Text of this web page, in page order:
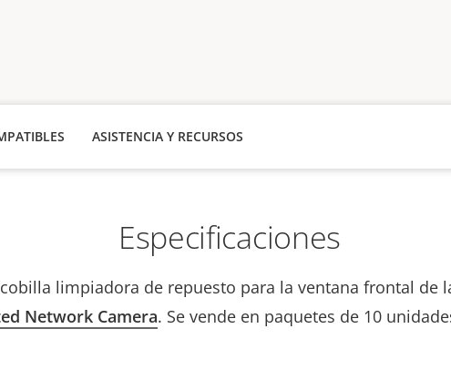
ASISTENCIA Y RECURSOS
Especificaciones
limpiadora de repuesto para la ventana frontal de
Network Camera. Se vende en paquetes de 10